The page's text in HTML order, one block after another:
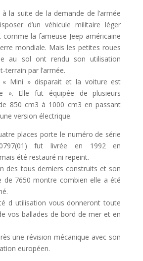
la suite de la demande de l’armée
d’un véhicule militaire léger
la fameuse Jeep américaine
mondiale. Mais les petites roues
au sol ont rendu son utilisation
terrain par l’armée.
Mini » disparait et la voiture est
». Elle fut équipée de plusieurs
850 cm3 à 1000 cm3 en passant
version électrique.
places porte le numéro de série
fut livrée en 1992 en
été restauré ni repeint.
des tous derniers construits et son
de 7650 montre combien elle a été
d utilisation vous donneront toute
vos ballades de bord de mer et en
une révision mécanique avec son
européen.